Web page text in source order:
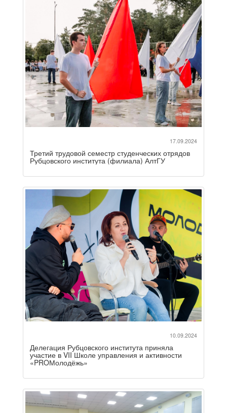
17.09.2024
Третий трудовой семестр студенческих отрядов
Рубцовского института (филиала) АлтГУ
10.09.2024
Делегация Рубцовского института приняла
участие в VII Школе управления и активности
«PROМолодёжь»